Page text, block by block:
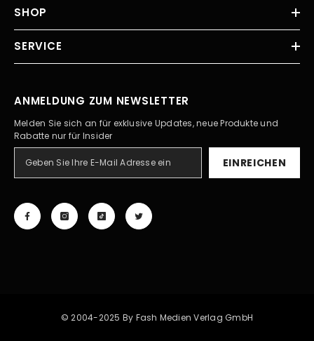
SHOP
SERVICE
ANMELDUNG ZUM NEWSLETTER
Melden Sie sich an für exklusive Updates, neue Produkte und
Rabatte nur für Insider
EINREICHEN
© 2004-2025 By Fash Medien Verlag GmbH